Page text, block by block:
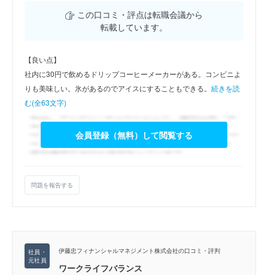
この口コミ・評点は転職会議から
転載しています。
【良い点】
社内に30円で飲めるドリップコーヒーメーカーがある。コンビニよ
りも美味しい。氷があるのでアイスにすることもできる。 続きを読
む(全63文字)
会員登録（無料）して閲覧する
問題を報告する
伊藤忠フィナンシャルマネジメント株式会社の口コミ・評判
ワークライフバランス